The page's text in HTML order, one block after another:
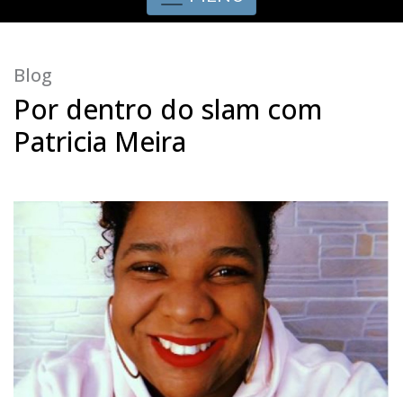
Blog
Por dentro do slam com
Patricia Meira